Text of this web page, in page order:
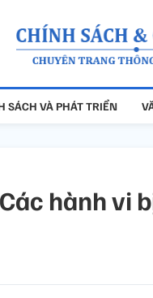
SÁCH VÀ PHÁT TRIỂN
hành vi